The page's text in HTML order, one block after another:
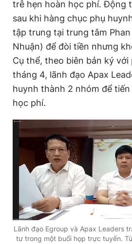
T n
trễ hẹn hoàn học phí. Động
sau khi hàng chục phụ
tập trung tại trung tâm Phan
Nhuận) để đòi tiền nhưng
Cụ thể, theo biên bản ký với
tháng 4, lãnh đạo Apax
huynh thành 2 nhóm để
học phí.
Lãnh đạo Egroup và Apax Leaders
tư trong một buổi họp trực tuyến.